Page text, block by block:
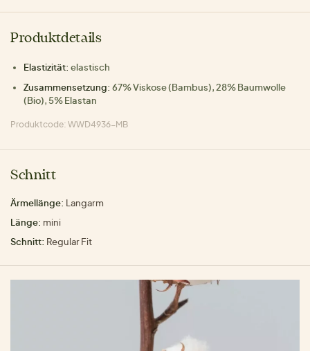
Produktdetails
Elastizität: elastisch
Zusammensetzung: 67% Viskose (Bambus), 28% Baumwolle
(Bio), 5% Elastan
Produktcode: WWD4936-MB
Schnitt
Ärmellänge: Langarm
Länge: mini
Schnitt: Regular Fit